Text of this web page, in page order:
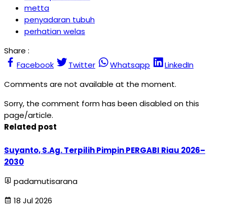
metta
penyadaran tubuh
perhatian welas
Share :
Facebook
Twitter Whatsapp
LinkedIn
Comments are not available at the moment.
Sorry, the comment form has been disabled on this
page/article.
Related post
Suyanto, S.Ag. Terpilih Pimpin PERGABI Riau 2026–
2030
padamutisarana
18 Jul 2026